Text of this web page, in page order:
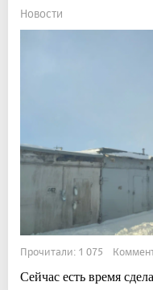
Новости
Прочитали: 1 075
Сейчас есть время